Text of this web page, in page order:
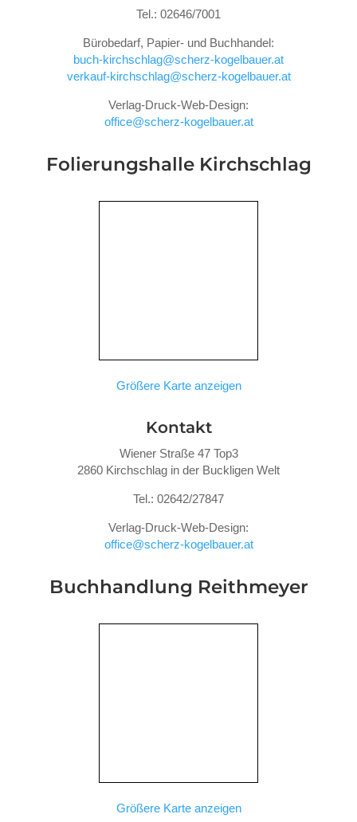
Tel.: 02646/7001
Bürobedarf, Papier- und Buchhandel:
buch-kirchschlag@scherz-kogelbauer.at
verkauf-kirchschlag@scherz-kogelbauer.at
Verlag-Druck-Web-Design:
office@scherz-kogelbauer.at
Folierungshalle Kirchschlag
Größere Karte anzeigen
Kontakt
Wiener Straße 47 Top3
2860 Kirchschlag in der Buckligen Welt
Tel.: 02642/27847
Verlag-Druck-Web-Design:
office@scherz-kogelbauer.at
Buchhandlung Reithmeyer
Größere Karte anzeigen